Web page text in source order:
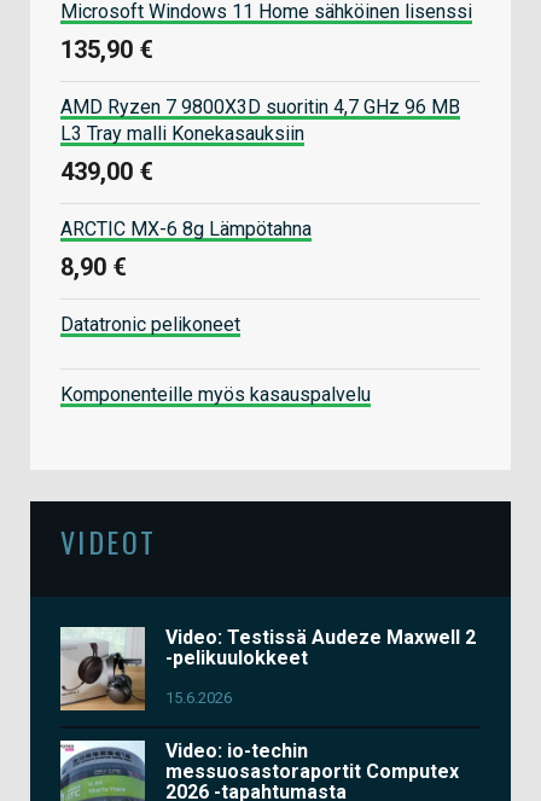
Microsoft Windows 11 Home sähköinen lisenssi
135,90 €
AMD Ryzen 7 9800X3D suoritin 4,7 GHz 96 MB
L3 Tray malli Konekasauksiin
439,00 €
ARCTIC MX-6 8g Lämpötahna
8,90 €
Datatronic pelikoneet
Komponenteille myös kasauspalvelu
VIDEOT
Video: Testissä Audeze Maxwell 2
-pelikuulokkeet
15.6.2026
Video: io-techin
messuosastoraportit Computex
2026 -tapahtumasta